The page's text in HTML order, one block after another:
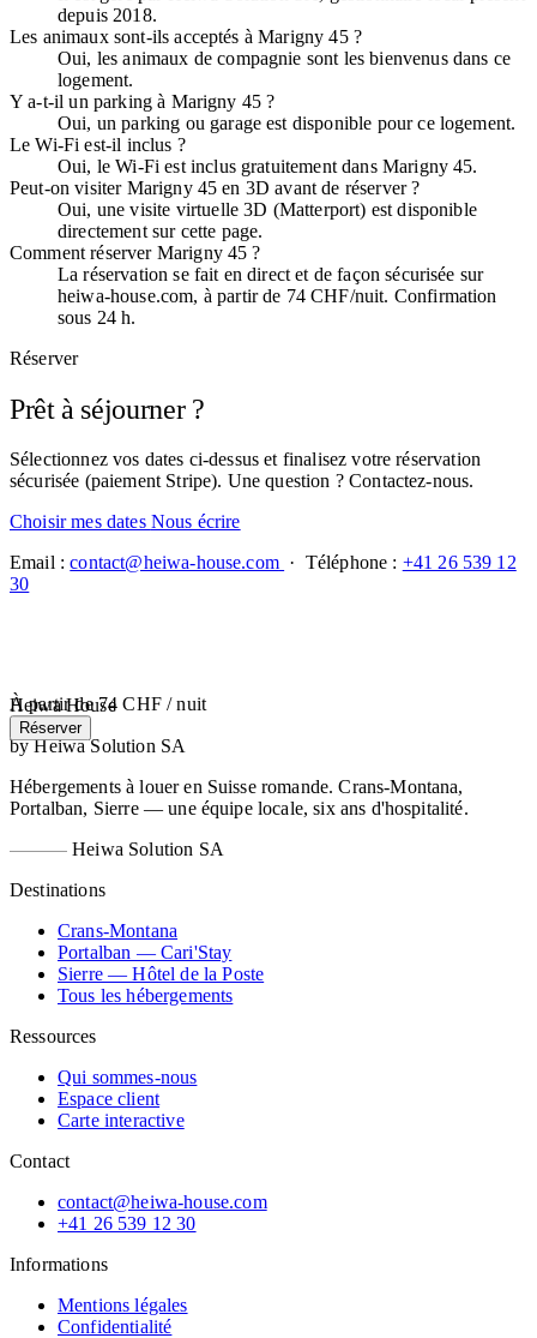
depuis 2018.
Les animaux sont-ils acceptés à Marigny 45 ?
Oui, les animaux de compagnie sont les bienvenus dans ce
logement.
Y a-t-il un parking à Marigny 45 ?
Oui, un parking ou garage est disponible pour ce logement.
Le Wi-Fi est-il inclus ?
Oui, le Wi-Fi est inclus gratuitement dans Marigny 45.
Peut-on visiter Marigny 45 en 3D avant de réserver ?
Oui, une visite virtuelle 3D (Matterport) est disponible
directement sur cette page.
Comment réserver Marigny 45 ?
La réservation se fait en direct et de façon sécurisée sur
heiwa-house.com, à partir de 74 CHF/nuit. Confirmation
sous 24 h.
Réserver
Prêt à séjourner ?
Sélectionnez vos dates ci-dessus et finalisez votre réservation
sécurisée (paiement Stripe). Une question ? Contactez-nous.
Choisir mes dates Nous écrire
Email :contact@heiwa-house.com · Téléphone : +41 26 539 12
30
À partir de 74 CHF / nuit
Réserver
Heiwa House
by Heiwa Solution SA
Hébergements à louer en Suisse romande. Crans-Montana,
Portalban, Sierre — une équipe locale, six ans d'hospitalité.
Heiwa Solution SA
Destinations
Crans-Montana
Portalban — Cari'Stay
Sierre — Hôtel de la Poste
Tous les hébergements
Ressources
Qui sommes-nous
Espace client
Carte interactive
Contact
contact@heiwa-house.com
+41 26 539 12 30
Informations
Mentions légales
Confidentialité